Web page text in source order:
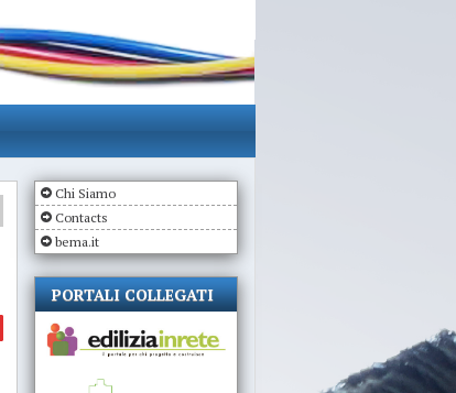
Chi Siamo
Contacts
bema.it
PORTALI COLLEGATI